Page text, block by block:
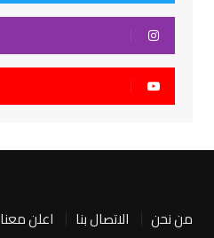
من نحن الاتصال بنا اعلن معنا